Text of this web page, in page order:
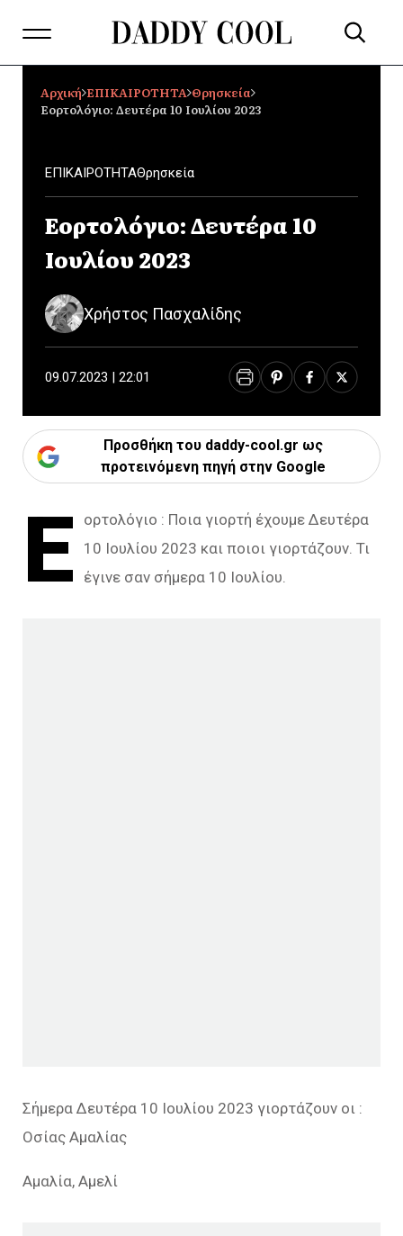
Αρχική ΕΠΙΚΑΙΡΟΤΗΤΑ Θρησκεία
Εορτολόγιο: Δευτέρα 10 Ιουλίου 2023
ΕΠΙΚΑΙΡΟΤΗΤΑΘρησκεία
Εορτολόγιο: Δευτέρα 10
Ιουλίου 2023
Χρήστος Πασχαλίδης
09.07.2023 | 22:01
Προσθήκη του daddy-cool.gr ως
προτεινόμενη πηγή στην Google
Ε
ορτολόγιο : Ποια γιορτή έχουμε Δευτέρα
10 Ιουλίου 2023 και ποιοι γιορτάζουν. Τι
έγινε σαν σήμερα 10 Ιουλίου.
Σήμερα Δευτέρα 10 Ιουλίου 2023 γιορτάζουν οι :
Οσίας Αμαλίας
Αμαλία, Αμελί